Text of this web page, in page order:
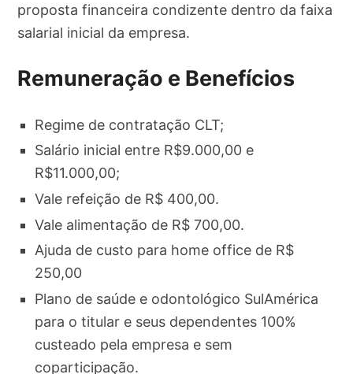
proposta financeira condizente dentro da faixa
salarial inicial da empresa.
Remuneração e Benefícios
Regime de contratação CLT;
Salário inicial entre R$9.000,00 e
R$11.000,00;
Vale refeição de R$ 400,00.
Vale alimentação de R$ 700,00.
Ajuda de custo para home office de R$
250,00
Plano de saúde e odontológico SulAmérica
para o titular e seus dependentes 100%
custeado pela empresa e sem
coparticipação.